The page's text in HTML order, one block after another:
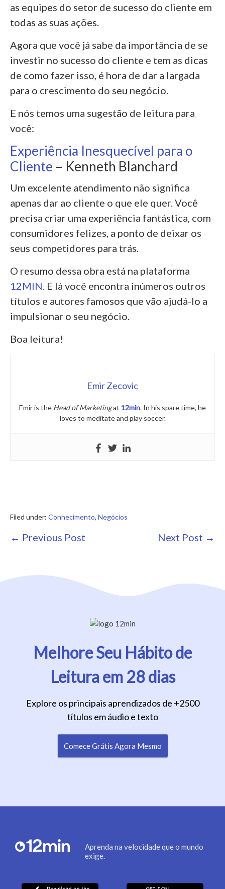
as equipes do setor de sucesso do cliente em
todas as suas ações.
Agora que você já sabe da importância de se
investir no sucesso do cliente e tem as dicas
de como fazer isso, é hora de dar a largada
para o crescimento do seu negócio.
E nós temos uma sugestão de leitura para
você:
Experiência Inesquecível para o
Cliente – Kenneth Blanchard
Um excelente atendimento não significa
apenas dar ao cliente o que ele quer. Você
precisa criar uma experiência fantástica, com
consumidores felizes, a ponto de deixar os
seus competidores para trás.
O resumo dessa obra está na plataforma
12MIN. E lá você encontra inúmeros outros
títulos e autores famosos que vão ajudá-lo a
impulsionar o seu negócio.
Boa leitura!
Emir Zecovic
Emir is the Head of Marketingat 12min. In his spare time, he
loves to meditate and play soccer.
Filed under: Conhecimento, Negócios
Post
← Previous Post Next Post →
Melhore Seu Hábito de
Leitura em 28 dias
Explore os principais aprendizados de +2500
títulos em áudio e texto
Comece Grátis Agora Mesmo
Aprenda na velocidade que o mundo
exige.